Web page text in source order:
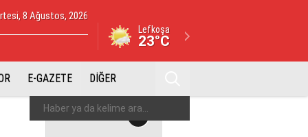
8 Ağustos, 2026
Lefkoşa
23°C
E-GAZETE DİĞER